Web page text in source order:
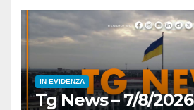
IN EVIDENZA
Tg News – 7/8/2026